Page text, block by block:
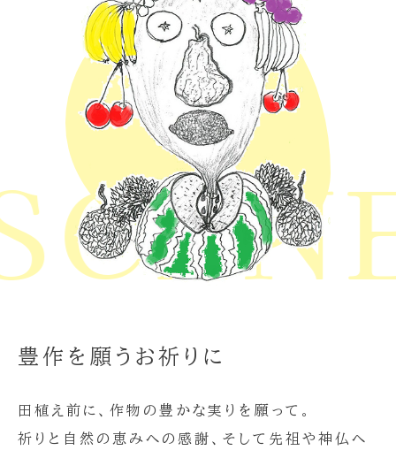
豊作を願うお祈りに
田植え前に、作物の豊かな実りを願って。
祈りと自然の恵みへの感謝、そして先祖や神仏へ